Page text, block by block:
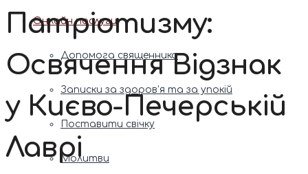
Онлайн послуги
Допомога священника
Записки за здоров’я та за упокій
Поставити свічку
Молитви
Патріотизму:
Освячення Відзнак
у Києво-Печерській
Лаврі